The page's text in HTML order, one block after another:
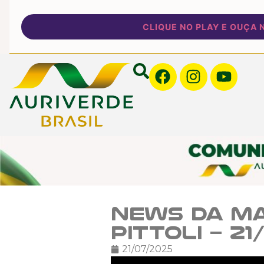
CLIQUE NO PLAY E OUÇA
News da
Pittoli –
21/07/2025